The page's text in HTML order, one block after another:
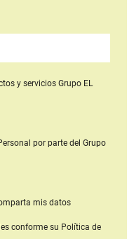
y serviciosGrupo EL
por parte del Grupo
mis datos
conforme su Política de